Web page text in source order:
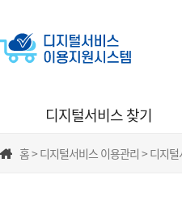
디지털서비스 찾기
홈 > 디지털서비스 이용관리 > 디지